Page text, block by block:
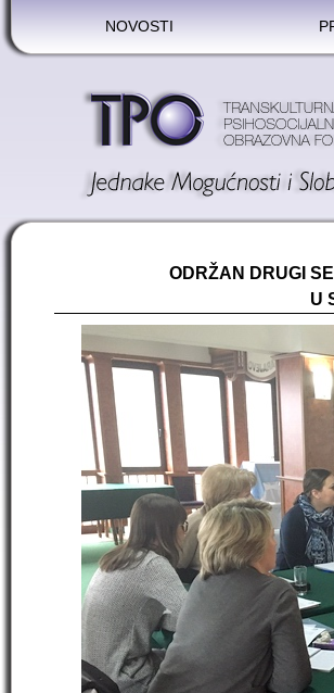
NOVOSTI
ODRŽAN DRUGI
U